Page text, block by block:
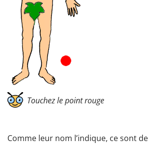
Touchez le point rouge
Comme leur nom l’indique, ce sont